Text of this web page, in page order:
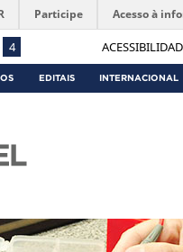
4
Participe Acesso à
EDITAIS INTERNACIONAL